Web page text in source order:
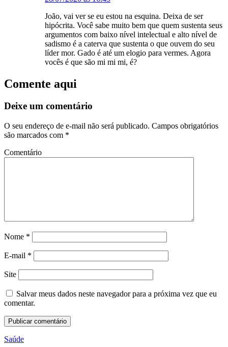
João, vai ver se eu estou na esquina. Deixa de ser
hipócrita. Você sabe muito bem que quem sustenta seus
argumentos com baixo nível intelectual e alto nível de
sadismo é a caterva que sustenta o que ouvem do seu
líder mor. Gado é até um elogio para vermes. Agora
vocês é que são mi mi mi, é?
Comente aqui
Deixe um comentário
O seu endereço de e-mail não será publicado. Campos obrigatórios
são marcados com *
Comentário
Nome *
E-mail *
Site
Salvar meus dados neste navegador para a próxima vez que eu
comentar.
Saúde